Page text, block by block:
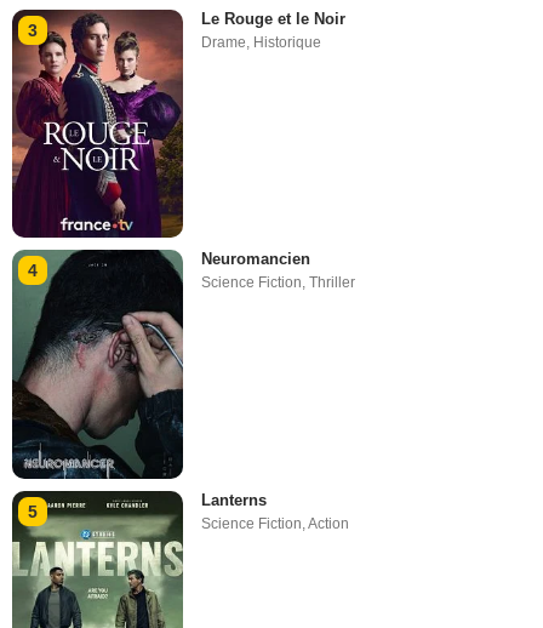
3
Le Rouge et le Noir
Drame, Historique
4
Neuromancien
Science Fiction,Thriller
5
Lanterns
Science Fiction ,Action